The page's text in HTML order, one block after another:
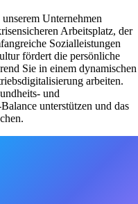
Unternehmen
Arbeitsplatz, der
Sozialleistungen
fördert die persönliche
Sie in einem dynamischen
arbeiten.
und
unterstützen und das